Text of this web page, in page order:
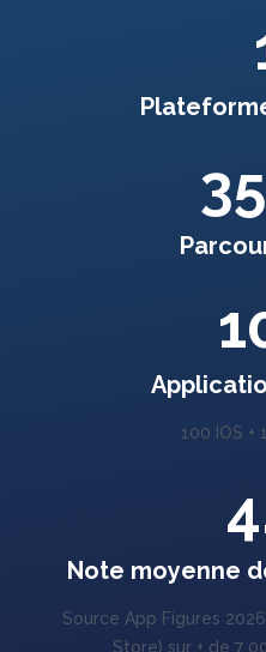
100 IOS +
Note moyenne
Source App Figures
Store) sur + de 7